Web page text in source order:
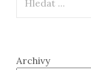
Archivy